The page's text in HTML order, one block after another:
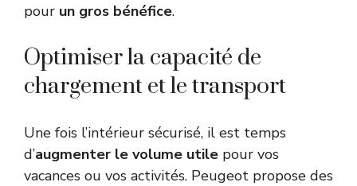
pour un gros bénéfice.
Optimiser la capacité de
chargement et le transport
Une fois l’intérieur sécurisé, il est temps
d’augmenter le volume utile pour vos
vacances ou vos activités. Peugeot propose des